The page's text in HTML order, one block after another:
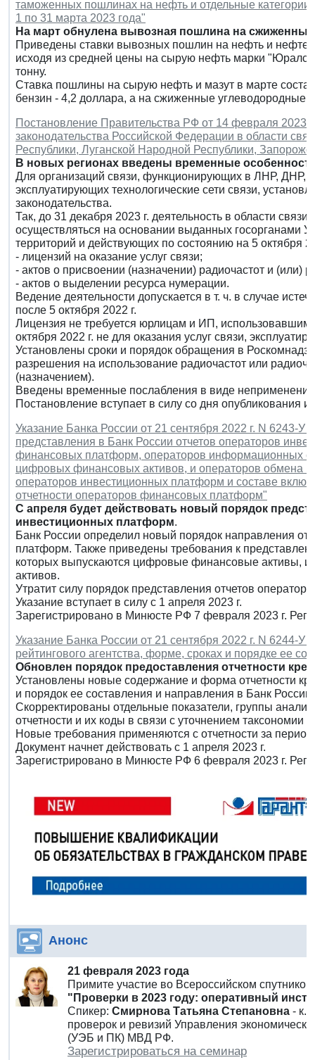
таможенных пошлинах на нефть и отдельные
1 по 31 марта 2023 года"
На март обнулена вывозная пошлина на сжиженный
Приведены ставки вывозных пошлин на нефть и
исходя из средней цены на сырую нефть марки
тонну.
Ставка пошлины на сырую нефть и мазут в марте
бензин - 4,2 доллара, а на сжиженные углеводородные
Постановление Правительства РФ от 14 февраля 2023
законодательства Российской Федерации в области
Республики, Луганской Народной Республики,
В новых регионах введены временные
Для организаций связи, функционирующих в ЛНР, ДНР,
эксплуатирующих технологические сети связи,
законодательства.
Так, до 31 декабря 2023 г. деятельность в области
осуществляться на основании выданных госорганами
территорий и действующих по состоянию на 5 октября
- лицензий на оказание услуг связи;
- актов о присвоении (назначении) радиочастот и (или)
- актов о выделении ресурса нумерации.
Ведение деятельности допускается в т. ч. в случае
после 5 октября 2022 г.
Лицензия не требуется юрлицам и ИП, использовавшим
октября 2022 г. не для оказания услуг связи,
Установлены сроки и порядок обращения в
разрешения на использование радиочастот или
(назначением).
Введены временные послабления в виде
Постановление вступает в силу со дня опубликования и
Указание Банка России от 21 сентября 2022 г. N 6243-У
представления в Банк России отчетов операторов
финансовых платформ, операторов информационных
цифровых финансовых активов, и операторов обмена
операторов инвестиционных платформ и составе
отчетности операторов финансовых платформ"
С апреля будет действовать новый порядок
инвестиционных платформ.
Банк России определил новый порядок направления
платформ. Также приведены требования к
которых выпускаются цифровые финансовые активы,
активов.
Утратит силу порядок представления отчетов
Указание вступает в силу с 1 апреля 2023 г.
Зарегистрировано в Минюсте РФ 7 февраля 2023 г.
Указание Банка России от 21 сентября 2022 г. N 6244-У
рейтингового агентства, форме, сроках и порядке ее
Обновлен порядок предоставления отчетности
Установлены новые содержание и форма отчетности
и порядок ее составления и направления в Банк России.
Скорректированы отдельные показатели, группы
отчетности и их коды в связи с уточнением таксономии
Новые требования применяются с отчетности за
Документ начнет действовать с 1 апреля 2023 г.
Зарегистрировано в Минюсте РФ 6 февраля 2023 г.
Анонс
21 февраля 2023 года
Примите участие во Всероссийском
"Проверки в 2023 году: оперативный
Спикер: Смирнова Татьяна Степановна -
проверок и ревизий Управления
(УЭБ и ПК) МВД РФ.
Зарегистрироваться на семинар